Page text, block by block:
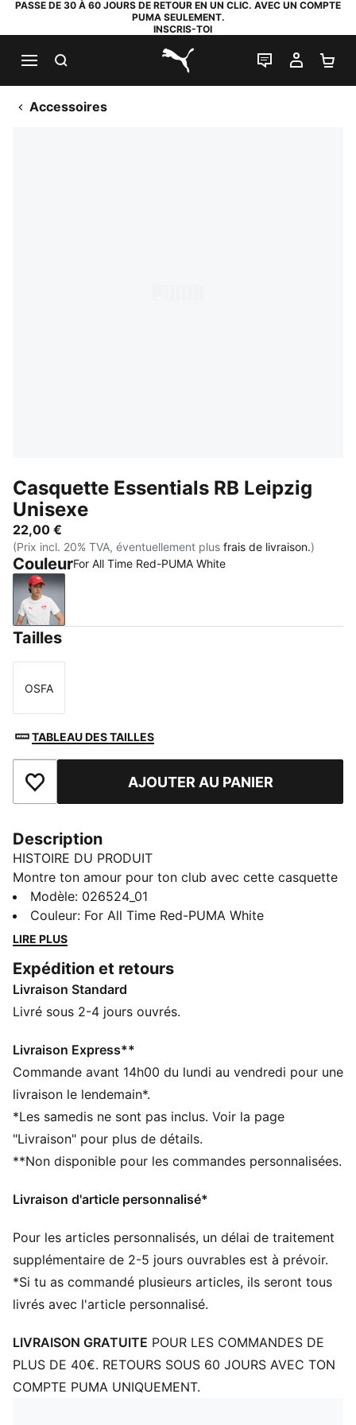
PASSE DE 30 À 60 JOURS DE RETOUR EN UN CLIC. AVEC UN COMPTE
PUMA SEULEMENT.
INSCRIS-TOI
PUMA.com
LIVE CHAT
MON
Accessoires
Casquette Essentials RB Leipzig
Unisexe
22,00 €
(Prix incl. 20% TVA, éventuellement plus frais de livraison.)
CouleurFor All Time Red-PUMA White
For All Time Red-PUMA White
Tailles
Taille
OSFA
TABLEAU DES TAILLES
Ajouter aux favorisAJOUTER AU PANIER
Description
HISTOIRE DU PRODUIT
Montre ton amour pour ton club avec cette casquette
qui apportera la touche finale parfaite à de
nombreuses tenues. Rehaussée des couleurs de ton
club, elle te permet de montrer ta loyauté partout où
simplement pour profiter du soleil, cette casquette
aux couleurs de ton équipe te procure un maximum de
confort avec style.
Confectionné avec un minimum de 20 % de coton
recyclé
DÉTAILS
Casquette de baseball avec visière incurvée
Construction à cinq empiècements
Fermeture réglable avec clip en métal pour
Empiècement structuré sur le devant
Modèle: 026524_01
Couleur: For All Time Red-PUMA White
LIRE PLUS
Expédition et retours
Livraison Standard
Livré sous 2-4 jours ouvrés.
Livraison Express**
Commande avant 14h00 du lundi au vendredi pour une
livraison le lendemain*.
*Les samedis ne sont pas inclus. Voir la page
"Livraison" pour plus de détails.
**Non disponible pour les commandes personnalisées.
Livraison d'article personnalisé*
Pour les articles personnalisés, un délai de traitement
supplémentaire de 2-5 jours ouvrables est à prévoir.
*Si tu as commandé plusieurs articles, ils seront tous
livrés avec l'article personnalisé.
LIVRAISON GRATUITE POUR LES COMMANDES DE
PLUS DE 40€. RETOURS SOUS 60 JOURS AVEC TON
COMPTE PUMA UNIQUEMENT.